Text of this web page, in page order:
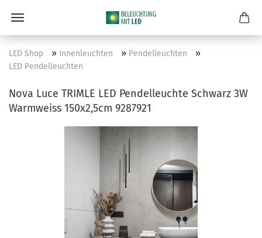
LED Shop » Innenleuchten » Pendelleuchten »
LED Pendelleuchten
Nova Luce TRIMLE LED Pendelleuchte Schwarz 3W
Warmweiss 150x2,5cm 9287921